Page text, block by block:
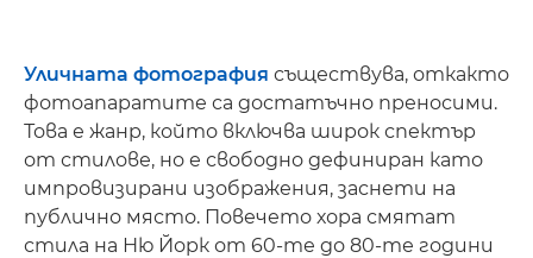
Уличната фотография съществува, откакто
фотоапаратите са достатъчно преносими.
Това е жанр, който включва широк спектър
от стилове, но е свободно дефиниран като
импровизирани изображения, заснети на
публично място. Повечето хора смятат
стила на Ню Йорк от 60-те до 80-те години